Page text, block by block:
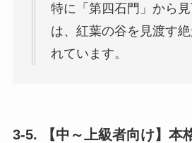
特に「第四石門」から
は、紅葉の谷を見渡す
れています。
3-5. 【中～上級者向け】本